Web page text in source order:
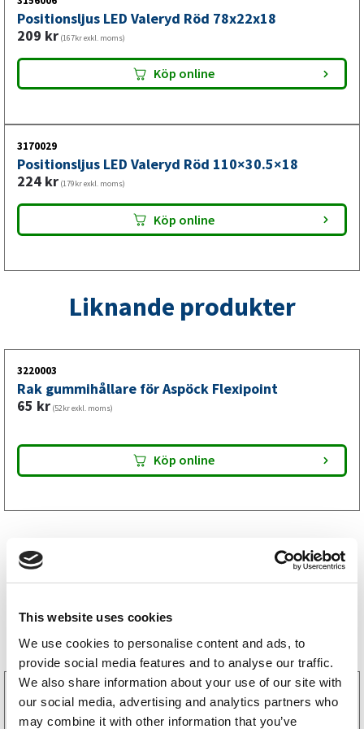
This website uses cookies
We use cookies to personalise content and ads, to
provide social media features and to analyse our traffic.
We also share information about your use of our site with
our social media, advertising and analytics partners who
may combine it with other information that you’ve
montering på släpvagn
Denna LED-positionslykta från VALERYD används vid
universell montering på släpvagn och passar bra vid byte av
en trasig eller sliten positionslykta.
Positionsljus LED Valeryd Röd 78x22x18
209 kr (167kr exkl. moms)
Köp online
3170029
Positionsljus LED Valeryd Röd 110×30.5×18
224 kr (179kr exkl. moms)
Köp online
Liknande produkter
3220003
Rak gummihållare för Aspöck Flexipoint
65 kr (52kr exkl. moms)
Köp online
Storsäljare
LGF Skylt Självhäftande